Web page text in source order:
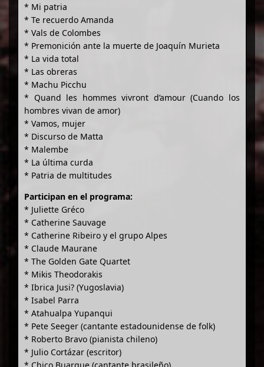
* Mi patria
* Te recuerdo Amanda
* Vals de Colombes
* Premonición ante la muerte de Joaquín Murieta
* La vida total
* Las obreras
* Machu Picchu
* Quand les hommes vivront d’amour (Cuando los
hombres vivan de amor)
* Vamos, mujer
* Discurso de Matta
* Malembe
* La última curda
* Patria de multitudes
Participan en el programa:
* Juliette Gréco
* Catherine Sauvage
* Catherine Ribeiro y el grupo Alpes
* Claude Maurane
* The Golden Gate Quartet
* Mikis Theodorakis
* Ibrica Jusi? (Yugoslavia)
* Isabel Parra
* Atahualpa Yupanqui
* Pete Seeger (cantante estadounidense de folk)
* Roberto Bravo (pianista chileno)
* Julio Cortázar (escritor)